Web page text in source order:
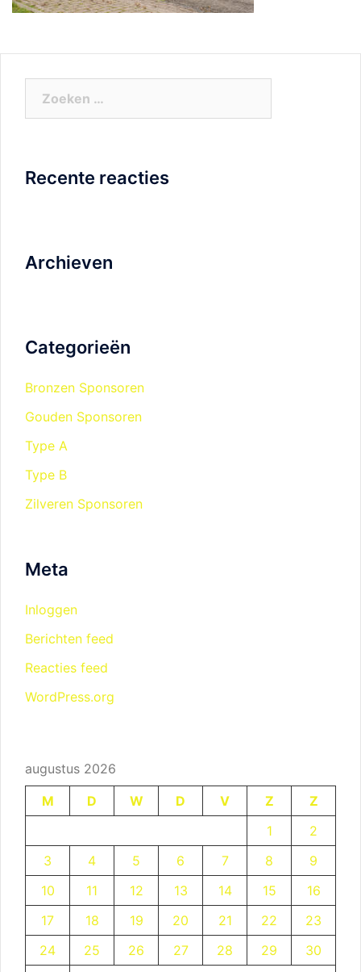
Recente reacties
Archieven
Categorieën
Bronzen Sponsoren
Gouden Sponsoren
Type A
Type B
Zilveren Sponsoren
Meta
Inloggen
Berichten feed
Reacties feed
WordPress.org
augustus 2026
M
D W D V Z
Z
1
2
3
4 5 6 7 8
9
10
11 12 13 14 15
16
17
18 19 20 21 22
23
24
25 26 27 28 29 30